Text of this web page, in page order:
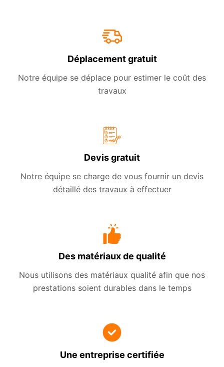
Déplacement gratuit
Notre équipe se déplace pour estimer le coût des
travaux
Devis gratuit
Notre équipe se charge de vous fournir un devis
détaillé des travaux à effectuer
Des matériaux de qualité
Nous utilisons des matériaux qualité afin que nos
prestations soient durables dans le temps
Une entreprise certifiée